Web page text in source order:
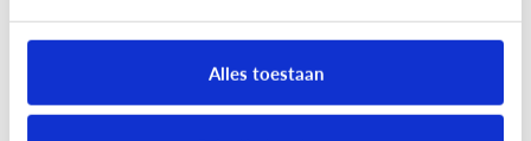
Alles toestaan